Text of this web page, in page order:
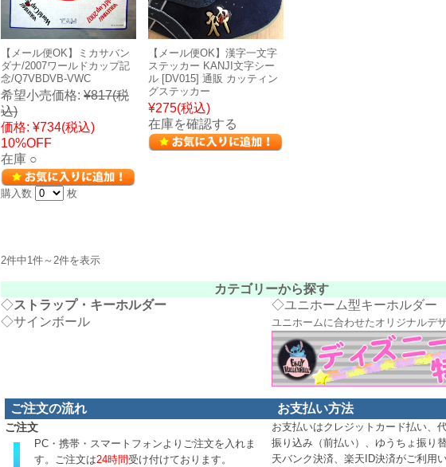
【メール便OK】ミカサバン
ダナ/2007ワールドカップ記
念/Q7VBDVB-VWC
希望小売価格: ¥817(税
込)
価格: ¥734(税込)
10%OFF
在庫 ○
購入数 枚
【メール便OK】漢字一文字
ステッカー KANJI文字シー
ル [DV015] 通販 カッティン
グステッカー
¥275(税込)
在庫を確認する
2件中1件～2件を表示
カテゴリーから探す
◇ストラップ・キーホルダー ◇ユニホーム型キーホルダー
ユニホームに合わせたオリジナルデ
◇サインボール
ご注文の流れ
ご注文
PC・携帯・スマートフォンよりご注文を入れま
す。ご注文は24時間受け付けております。
お支払い方法
お支払いはクレジットカード払い、
振り込み（前払い）、ゆうちょ振り
天バンク決済、楽天ID決済がご利用